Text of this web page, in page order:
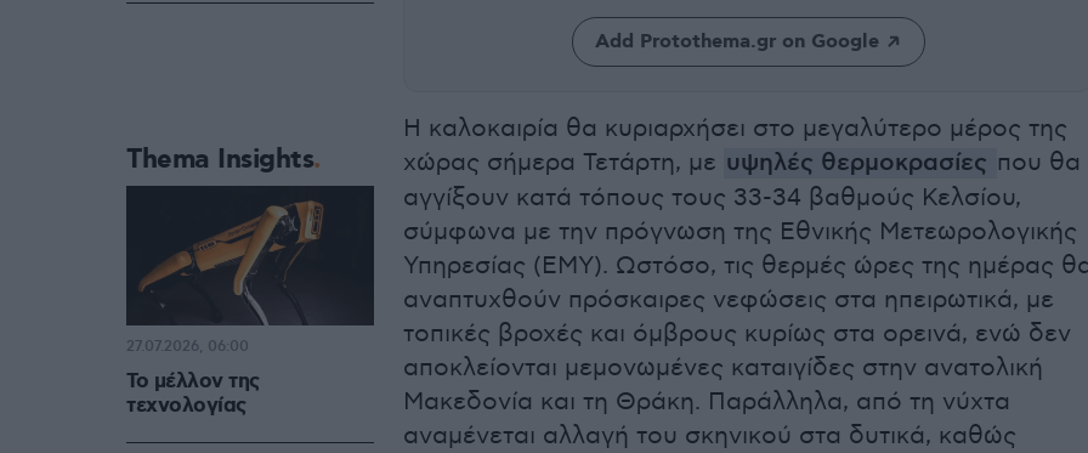
Add Protothema.gr on Google
Η καλοκαιρία θα κυριαρχήσει στο μεγαλύτερο μέρος της
χώρας σήμερα Τετάρτη, με υψηλές θερμοκρασίες που θα
αγγίξουν κατά τόπους τους 33-34 βαθμούς Κελσίου,
σύμφωνα με την πρόγνωση της Εθνικής Μετεωρολογικής
Υπηρεσίας (ΕΜΥ). Ωστόσο, τις θερμές ώρες της ημέρας
αναπτυχθούν πρόσκαιρες νεφώσεις στα ηπειρωτικά, με
τοπικές βροχές και όμβρους κυρίως στα ορεινά, ενώ δεν
αποκλείονται μεμονωμένες καταιγίδες στην ανατολική
Μακεδονία και τη Θράκη. Παράλληλα, από τη νύχτα
αναμένεται αλλαγή του σκηνικού στα δυτικά, καθώς
Thema Insights
Το μέλλον της
τεχνολογίας
27.07.2026, 06:00